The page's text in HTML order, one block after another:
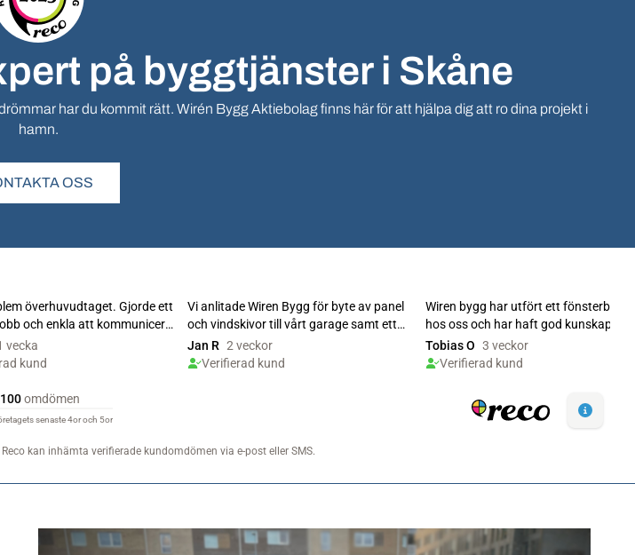
på byggtjänster i Skåne
har du kommit rätt. Wirén Bygg Aktiebolag finns här för att hjälpa dig att ro dina projekt i
hamn.
OSS